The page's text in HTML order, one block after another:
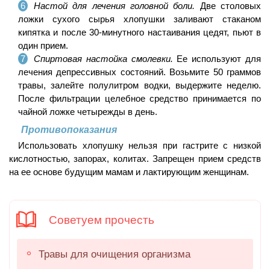
Настой для лечения головной боли. Две столовых
ложки сухого сырья хлопушки заливают стаканом
кипятка и после 30-минутного настаивания цедят, пьют в
один прием.
Спиртовая настойка смолевки. Ее используют для
лечения депрессивных состояний. Возьмите 50 граммов
травы, залейте полулитром водки, выдержите неделю.
После фильтрации целебное средство принимается по
чайной ложке четырежды в день.
Противопоказания
Использовать хлопушку нельзя при гастрите с низкой
кислотностью, запорах, колитах. Запрещен прием средств
на ее основе будущим мамам и лактирующим женщинам.
Советуем прочесть
Травы для очищения организма